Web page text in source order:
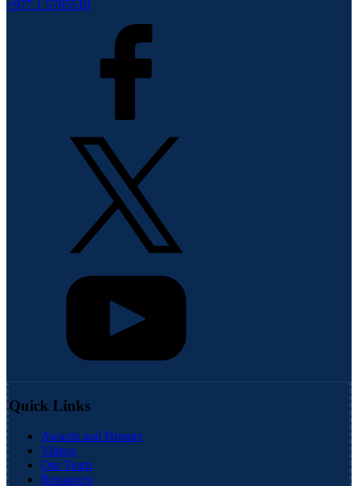
+977 1 5705510
Quick Links
Awards and Honors
Videos
Our Team
Resources